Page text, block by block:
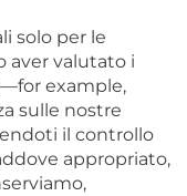
solo per le
aver valutato i
example,
sulle nostre
il controllo
appropriato,